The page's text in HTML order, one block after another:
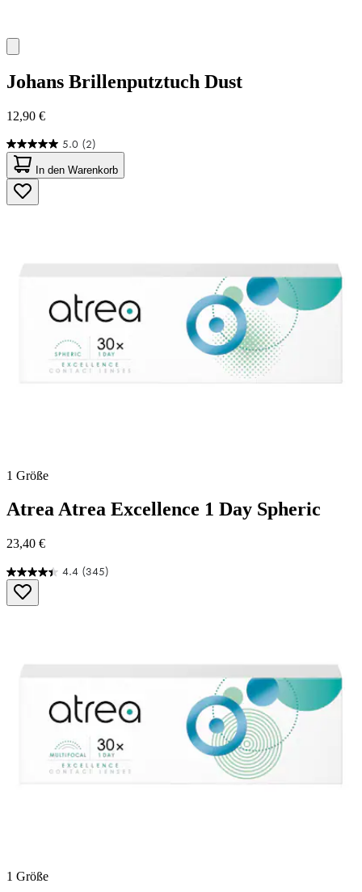
Johans Brillenputztuch Dust
12,90 €
5.0 (2)
5.0
von
5
Sternen.
2
In den Warenkorb
1 Größe
AtreaAtrea Excellence 1 Day Spheric
23,40 €
4.4 (345)
4.4
von
5
1 Größe